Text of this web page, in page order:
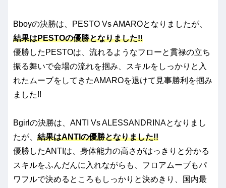
Bboyの決勝は、PESTO Vs AMAROとなりましたが、
結果はPESTOの優勝となりました!!
優勝したPESTOは、流れるようなフローと貫禄の立ち
振る舞いで会場の流れを掴み、スキルをしっかりと入
れたムーブをしてきたAMAROを退けて見事勝利を掴み
ました!!
Bgirlの決勝は、ANTI Vs ALESSANDRINAとなりまし
たが、 結果はANTIの優勝となりました!!
優勝したANTIは、身体能力の高さがはっきりと分かる
スキルをふんだんに入れながらも、フロアムーブもパ
ワフルで決めるところもしっかりと決めきり、国内最